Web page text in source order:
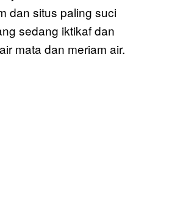
dan situs paling suci
sedang iktikaf dan
mata dan meriam air.